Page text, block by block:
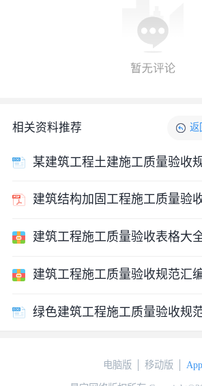
相关资料推荐 返
建筑结构加固工程施工质量验
建筑工程施工质量验收表格大
电脑版 移动版 App